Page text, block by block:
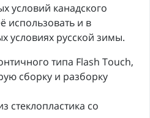
условий канадского
использовать и в
условиях русской зимы.
типа Flash Touch,
сборку и разборку
стеклопластика со